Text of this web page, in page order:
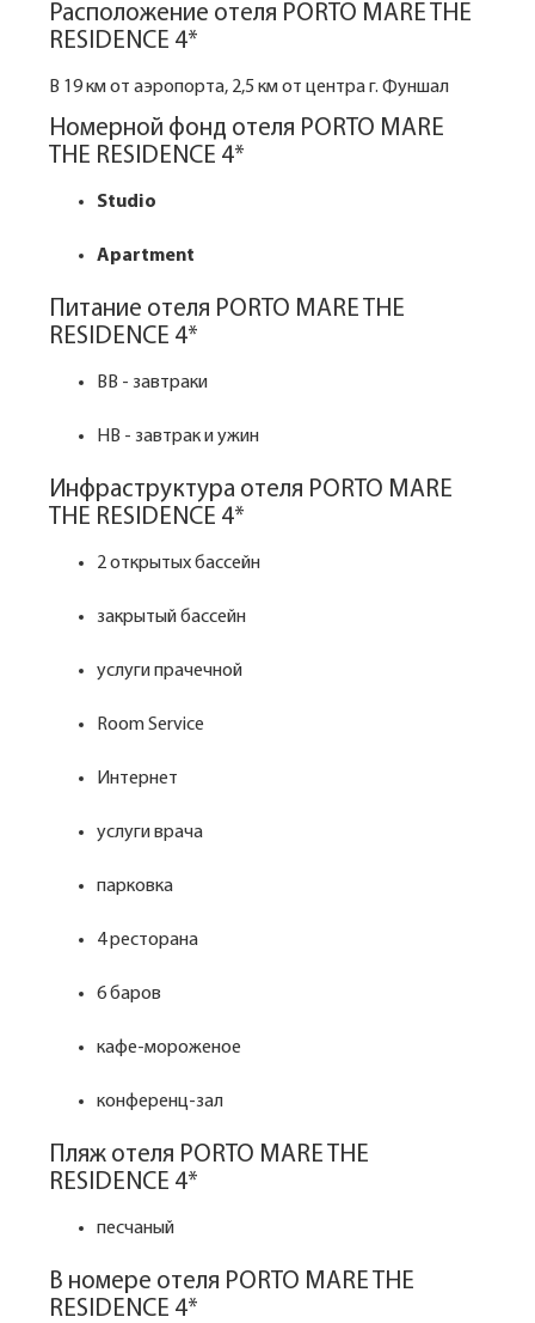
Расположение отеля PORTO MARE THE
RESIDENCE 4*
В 19 км от аэропорта, 2,5 км от центра г. Фуншал
Номерной фонд отеля PORTO MARE
THE RESIDENCE 4*
Studio
Apartment
Питание отеля PORTO MARE THE
RESIDENCE 4*
BB - завтраки
HB - завтрак и ужин
Инфраструктура отеля PORTO MARE
THE RESIDENCE 4*
2 открытых бассейн
закрытый бассейн
услуги прачечной
Room Service
Интернет
услуги врача
парковка
4 ресторана
6 баров
кафе-мороженое
конференц-зал
Пляж отеля PORTO MARE THE
RESIDENCE 4*
песчаный
В номере отеля PORTO MARE THE
RESIDENCE 4*